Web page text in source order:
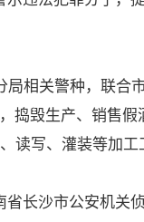
相关警种，联合
捣毁生产、销售
写、灌装等加工
长沙市公安机关侦